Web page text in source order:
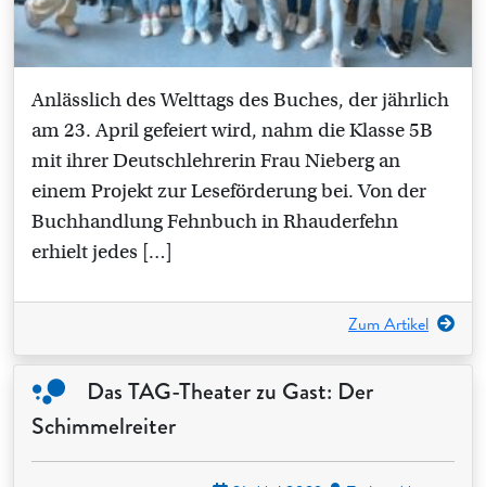
Anlässlich des Welttags des Buches, der jährlich
am 23. April gefeiert wird, nahm die Klasse 5B
mit ihrer Deutschlehrerin Frau Nieberg an
einem Projekt zur Leseförderung bei. Von der
Buchhandlung Fehnbuch in Rhauderfehn
erhielt jedes […]
Zum Artikel
Das TAG-Theater zu Gast: Der
Schimmelreiter